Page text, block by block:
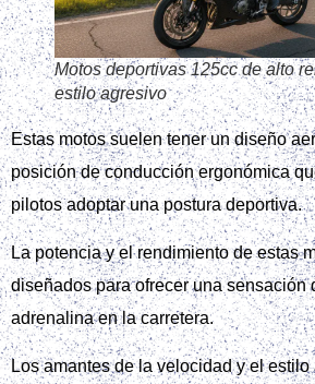
Motos deportivas 125cc de alto
estilo agresivo
Estas motos suelen tener un diseño
posición de conducción ergonómica
pilotos adoptar una postura deportiva.
La potencia y el rendimiento de estas
diseñados para ofrecer una sensación
adrenalina en la carretera.
Los amantes de la velocidad y el